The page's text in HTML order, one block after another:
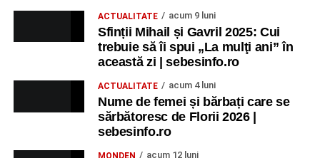
Alexandra Pamfilie și Școala de muzică„DoReMi”
Ancuța Stănuș și grupul de folclor;
Trupa de Dansuri Săsești.
Ora 20.30– Parcul Tineretului: proiecția filmului pentru
„Străjerii Deltei”(România, 2021), film de familie și
ACTUALITATE acum 9 luni
Sfinții Mihail și Gavril 2025: Cui
trebuie să îi spui „La mulţi ani” în
această zi | sebesinfo.ro
ACTUALITATE acum 4 luni
Nume de femei și bărbați care se
sărbătoresc de Florii 2026 |
sebesinfo.ro
MONDEN acum 12 luni